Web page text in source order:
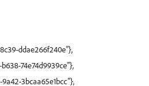
ddae266f240e"},
74e74d9939ce"},
3bcaa65e1bcc"},